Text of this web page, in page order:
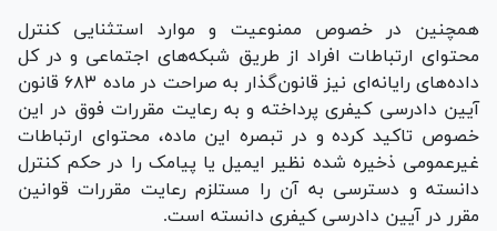
همچنین در خصوص ممنوعیت و موارد استثنایی کنترل
محتوای ارتباطات افراد از طریق شبکه‌های اجتماعی و در کل
داده‌های رایانه‌ای نیز قانون‌گذار به صراحت در ماده ۶۸۳ قانون
آیین دادرسی کیفری پرداخته و به رعایت مقررات فوق در این
خصوص تاکید کرده و در تبصره این ماده، محتوای ارتباطات
غیرعمومی ذخیره شده نظیر ایمیل یا پیامک را در حکم کنترل
دانسته و دسترسی به آن را مستلزم رعایت مقررات قوانین
مقرر در آیین دادرسی کیفری دانسته است.